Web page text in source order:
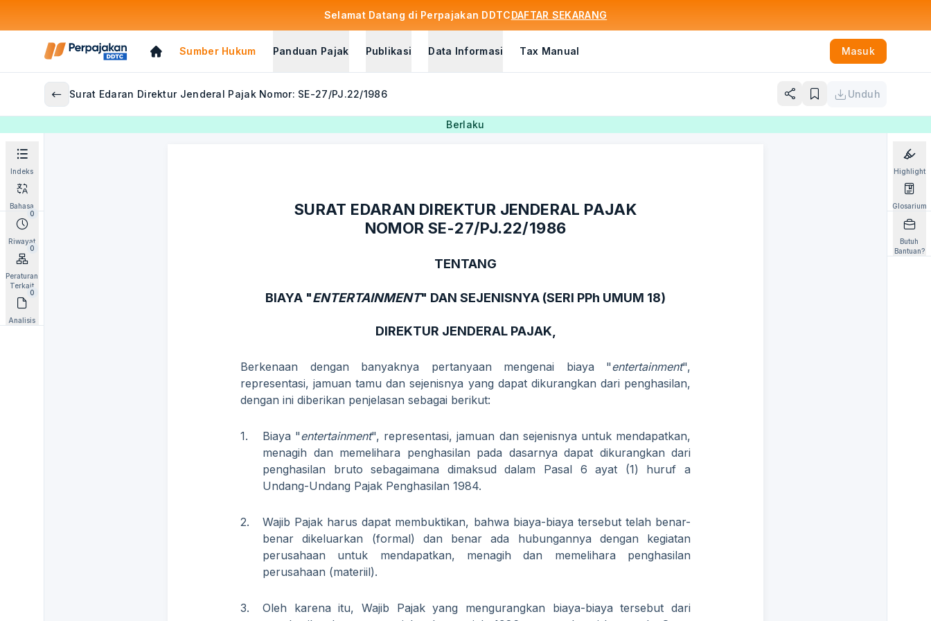
Selamat Datang di Perpajakan DDTCDAFTAR SEKARANG
Sumber Hukum Panduan Pajak Publikasi Data Informasi Tax Manual Masuk
Surat Edaran Direktur Jenderal Pajak Nomor: SE-27/PJ.22/1986 Unduh
Berlaku
Indeks
Bahasa
0
Riwayat
0
Peraturan
Terkait
0
Analisis
SURAT EDARAN DIREKTUR JENDERAL PAJAK
NOMOR SE-27/PJ.22/1986
TENTANG
BIAYA "ENTERTAINMENT" DAN SEJENISNYA (SERI PPh UMUM 18)
DIREKTUR JENDERAL PAJAK,
Berkenaan dengan banyaknya pertanyaan mengenai biaya "entertainment",
representasi, jamuan tamu dan sejenisnya yang dapat dikurangkan dari penghasilan,
dengan ini diberikan penjelasan sebagai berikut:
1. Biaya "entertainment", representasi, jamuan dan sejenisnya untuk mendapatkan,
menagih dan memelihara penghasilan pada dasarnya dapat dikurangkan dari
penghasilan bruto sebagaimana dimaksud dalam Pasal 6 ayat (1) huruf a
Undang-Undang Pajak Penghasilan 1984.
2.
Wajib Pajak harus dapat membuktikan, bahwa biaya-biaya tersebut telah benar-
benar dikeluarkan (formal) dan benar ada hubungannya dengan kegiatan
perusahaan untuk mendapatkan, menagih dan memelihara penghasilan
perusahaan (materiil).
3.
Oleh karena itu, Wajib Pajak yang mengurangkan biaya-biaya tersebut dari
Highlight
Glosarium
Butuh
Bantuan?